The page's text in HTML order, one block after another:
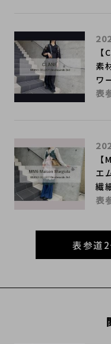
素
ワ
表
エ
繊
表
表参道